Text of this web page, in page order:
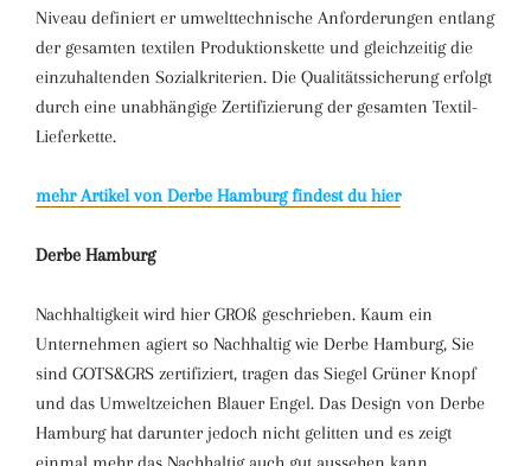
Niveau definiert er umwelttechnische Anforderungen entlang
der gesamten textilen Produktionskette und gleichzeitig die
einzuhaltenden Sozialkriterien. Die Qualitätssicherung erfolgt
durch eine unabhängige Zertifizierung der gesamten Textil-
Lieferkette.
mehr Artikel von Derbe Hamburg findest du hier
Derbe Hamburg
Nachhaltigkeit wird hier GROß geschrieben. Kaum ein
Unternehmen agiert so Nachhaltig wie Derbe Hamburg, Sie
sind GOTS&GRS zertifiziert, tragen das Siegel Grüner Knopf
und das Umweltzeichen Blauer Engel. Das Design von Derbe
Hamburg hat darunter jedoch nicht gelitten und es zeigt